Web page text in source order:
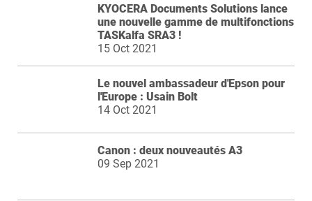
KYOCERA Documents Solutions lance
une nouvelle gamme de multifonctions
TASKalfa SRA3 !
15 Oct 2021
Le nouvel ambassadeur d'Epson pour
l'Europe : Usain Bolt
14 Oct 2021
Canon : deux nouveautés A3
09 Sep 2021